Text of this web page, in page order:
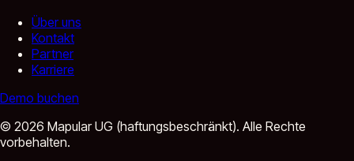
Über uns
Kontakt
Partner
Karriere
Demo buchen
© 2026 Mapular UG (haftungsbeschränkt). Alle Rechte
vorbehalten.